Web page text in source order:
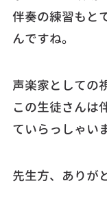
伴奏の練習もと
んですね。
声楽家としての
この生徒さんは
ていらっしゃい
先生方、ありが